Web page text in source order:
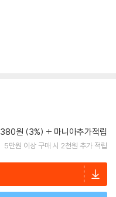
380원 (3%) 마니아추가적립
5만원 이상 구매 시 2천원 추가 적립